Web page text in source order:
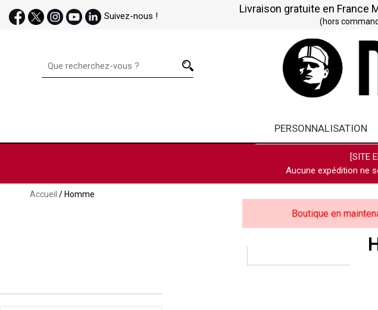
Suivez-nous !
Livraison gratuite en France
(hors
PERSONNALISATION
[SITE
Aucune expédition ne
Accueil / Homme
Boutique en